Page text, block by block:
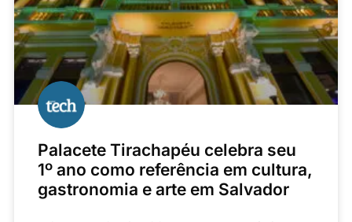
Palacete Tirachapéu celebra seu
1º ano como referência em cultura,
gastronomia e arte em Salvador